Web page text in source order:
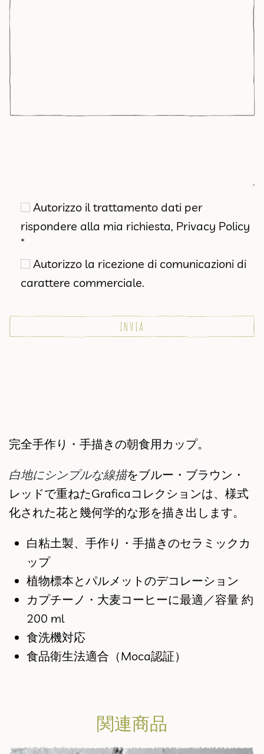
Autorizzo il trattamento dati per
rispondere alla mia richiesta, Privacy Policy
*
Autorizzo la ricezione di comunicazioni di
carattere commerciale.
完全手作り・手描きの朝食用カップ。
白地にシンプルな線描をブルー・ブラウン・
レッドで重ねたGraficaコレクションは、様式
化された花と幾何学的な形を描き出します。
白粘土製、手作り・手描きのセラミックカ
ップ
植物標本とパルメットのデコレーション
カプチーノ・大麦コーヒーに最適／容量 約
200 ml
食洗機対応
食品衛生法適合（Moca認証）
関連商品